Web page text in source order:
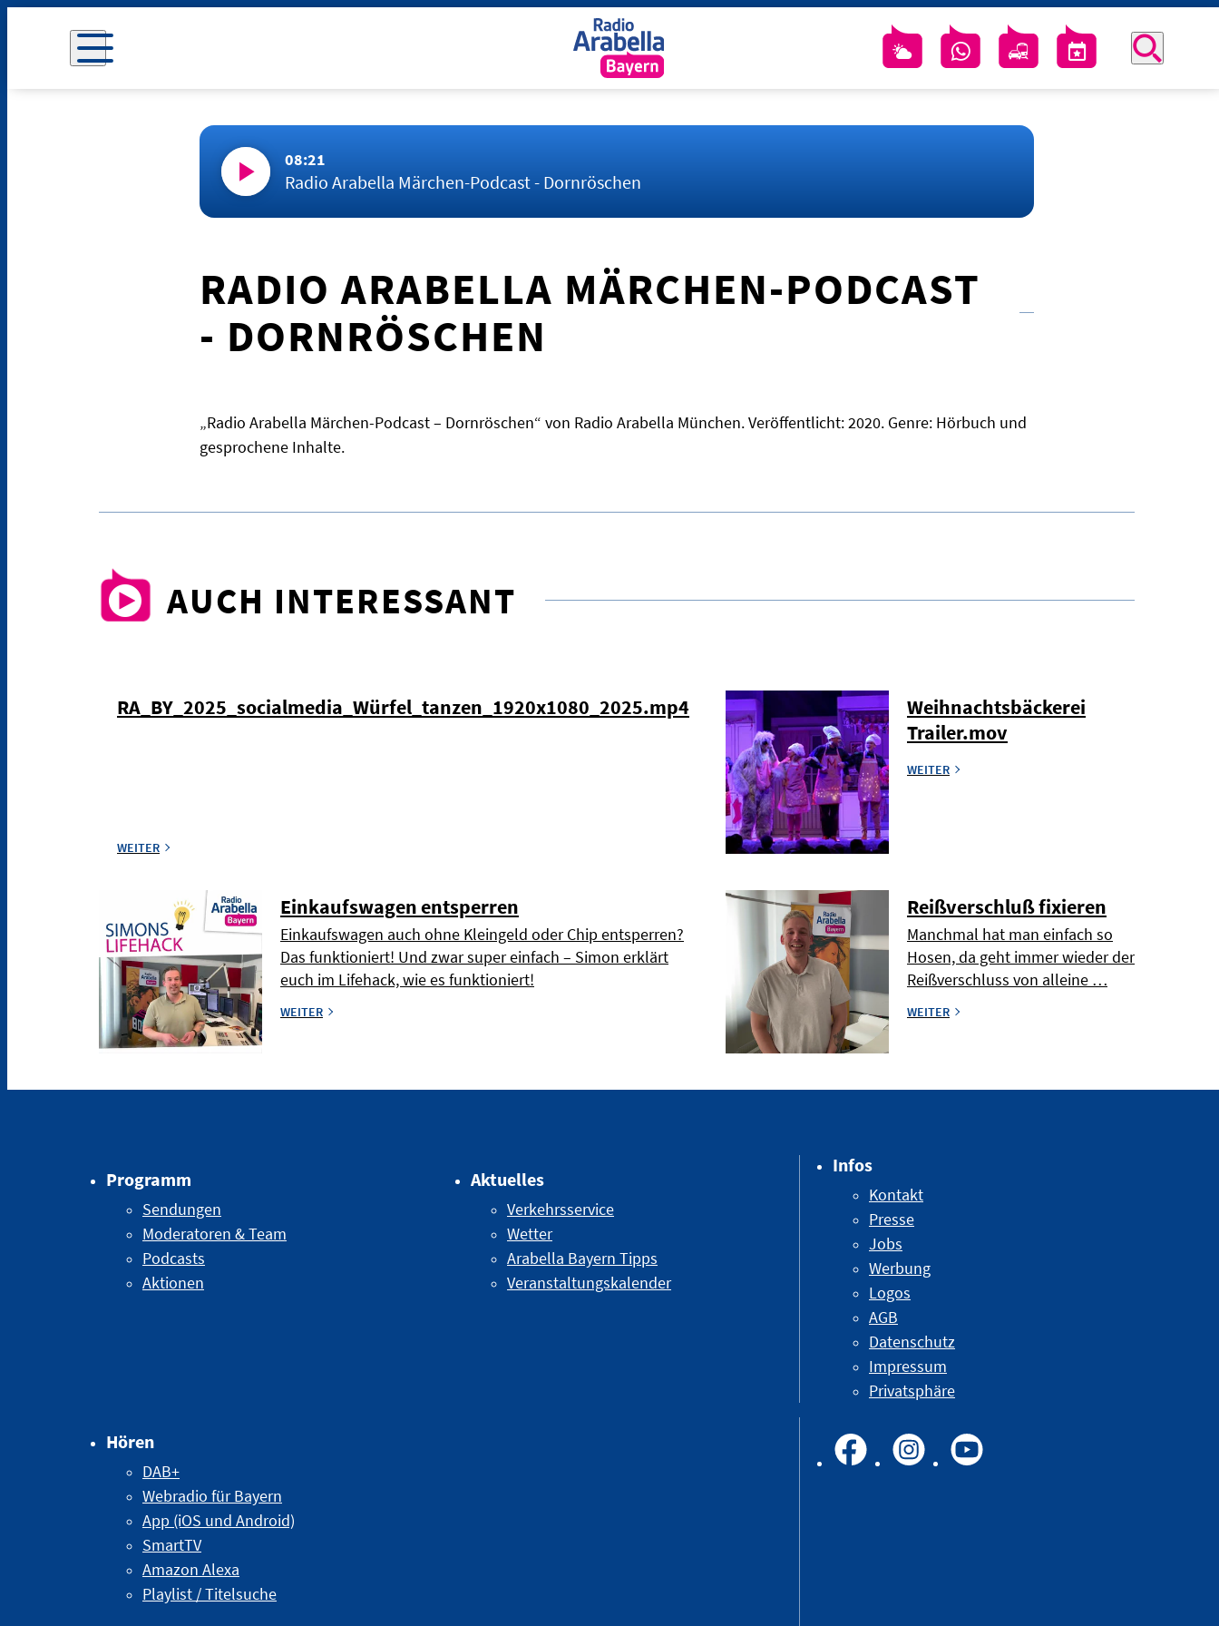
08:21
Radio Arabella Märchen-Podcast - Dornröschen
RADIO ARABELLA MÄRCHEN-PODCAST
- DORNRÖSCHEN
„Radio Arabella Märchen-Podcast – Dornröschen“ von Radio Arabella München. Veröffentlicht: 2020. Genre: Hörbuch und
gesprochene Inhalte.
AUCH INTERESSANT
RA_BY_2025_socialmedia_Würfel_tanzen_1920x1080_2025.mp4
WEITER
Weihnachtsbäckerei
Trailer.mov
WEITER
Einkaufswagen entsperren
Einkaufswagen auch ohne Kleingeld oder Chip entsperren?
Das funktioniert! Und zwar super einfach – Simon erklärt
euch im Lifehack, wie es funktioniert!
WEITER
Reißverschluß fixieren
Manchmal hat man einfach so
Hosen, da geht immer wieder der
Reißverschluss von alleine …
WEITER
Programm
Sendungen
Moderatoren & Team
Podcasts
Aktionen
Aktuelles
Verkehrsservice
Wetter
Arabella Bayern Tipps
Veranstaltungskalender
Hören
DAB+
Webradio für Bayern
App (iOS und Android)
SmartTV
Amazon Alexa
Playlist / Titelsuche
Infos
Kontakt
Presse
Jobs
Werbung
Logos
AGB
Datenschutz
Impressum
Privatsphäre